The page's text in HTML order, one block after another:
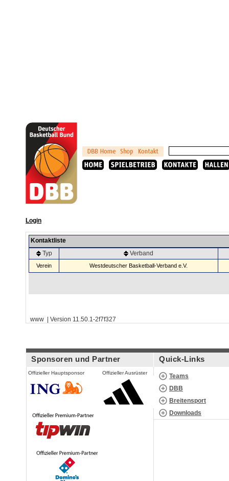
Login
Kontaktliste
Typ
Verband
Verein Westdeutscher Basketball-Verband e.V.
www | Version 11.50.1-2f7f327
Sponsoren und Partner
Offizieller Hauptsponsor Offizieller Ausrüster
Quick-Links
Teams
DBB
Breitensport
Downloads